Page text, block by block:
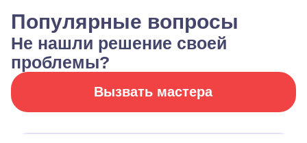
Популярные вопросы
Не нашли решение своей
проблемы?
Вызвать мастера